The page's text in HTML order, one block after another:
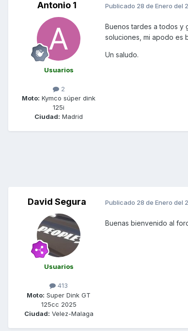
Antonio 1
Usuarios
2
Moto: Kymco súper dink
125i
Ciudad: Madrid
Publicado 28 de Enero del
Buenos tardes a todos y
soluciones, mi apodo es
Un saludo.
David Segura
Usuarios
413
Moto: Super Dink GT
125cc 2025
Ciudad: Velez-Malaga
Publicado 28 de Enero del
Buenas bienvenido al